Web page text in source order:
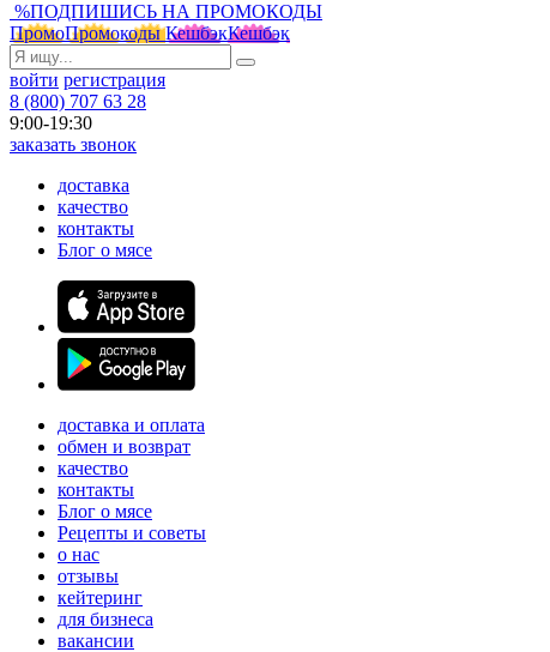
%ПОДПИШИСЬ НА ПРОМОКОДЫ
ПромоПромокоды КешбэкКешбэк
войти регистрация
8 (800) 707 63 28
9:00-19:30
заказать звонок
доставка
качество
контакты
Блог о мясе
доставка и оплата
обмен и возврат
качество
контакты
Блог о мясе
Рецепты и советы
о нас
отзывы
кейтеринг
для бизнеса
вакансии